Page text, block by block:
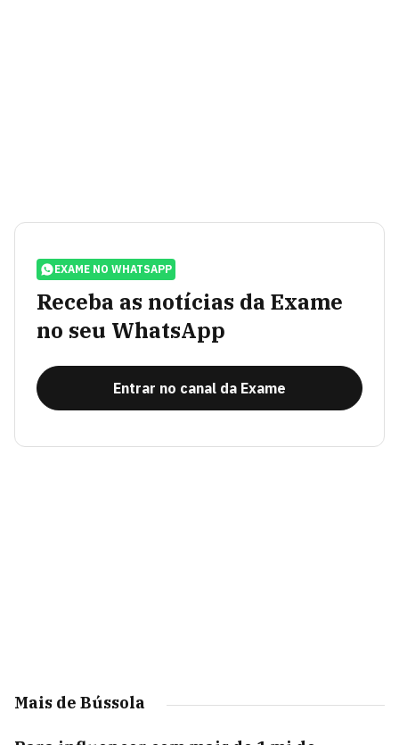
EXAME NO WHATSAPP
Receba as notícias da Exame
no seu WhatsApp
Entrar no canal da Exame
Mais de Bússola